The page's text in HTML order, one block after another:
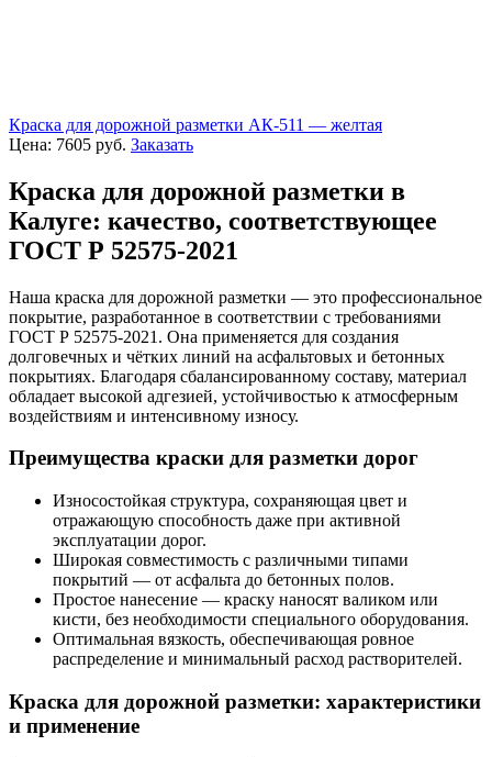
Краска для дорожной разметки АК-511 — желтая
Цена: 7605 руб. Заказать
Краска для дорожной разметки в
Калуге: качество, соответствующее
ГОСТ Р 52575-2021
Наша краска для дорожной разметки — это профессиональное
покрытие, разработанное в соответствии с требованиями
ГОСТ Р 52575-2021 . Она применяется для создания
долговечных и чётких линий на асфальтовых и бетонных
покрытиях. Благодаря сбалансированному составу, материал
обладает высокой адгезией, устойчивостью к атмосферным
воздействиям и интенсивному износу.
Преимущества краски для разметки дорог
Износостойкая структура, сохраняющая цвет и
отражающую способность даже при активной
эксплуатации дорог.
Широкая совместимость с различными типами
покрытий — от асфальта до бетонных полов.
Простое нанесение — краску наносят валиком или
кисти, без необходимости специального оборудования.
Оптимальная вязкость, обеспечивающая ровное
распределение и минимальный расход растворителей.
Краска для дорожной разметки: характеристики
и применение